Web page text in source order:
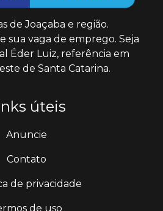
de Joaçaba e região.
sua vaga de emprego. Seja
Éder Luiz, referência em
de Santa Catarina.
úteis
Anuncie
Contato
de privacidade
de uso